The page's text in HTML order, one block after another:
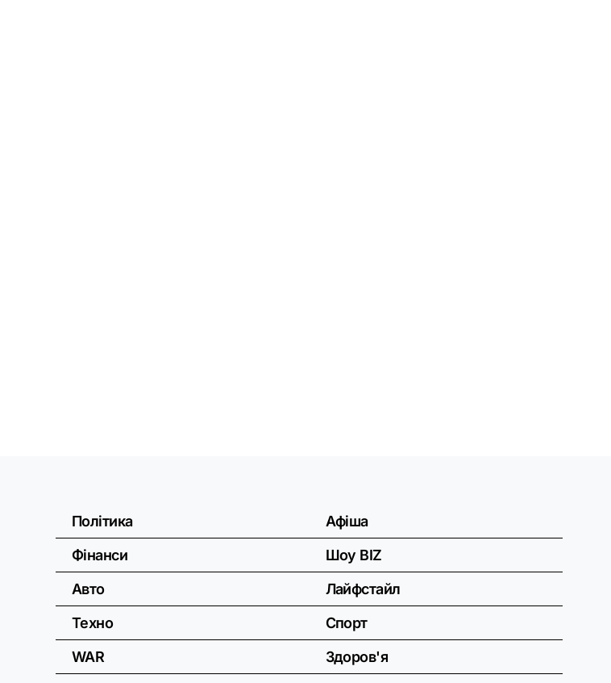
Політика
Фінанси
Авто
Техно
WAR
Афіша
Шоу BIZ
Лайфстайл
Спорт
Здоров'я